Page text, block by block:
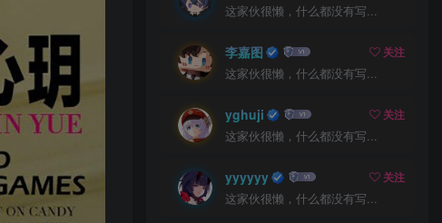
这家伙很懒，什么都没有写...
李嘉图
关注
这家伙很懒，什么都没有写...
yghuji
关注
这家伙很懒，什么都没有写...
yyyyyy
关注
这家伙很懒，什么都没有写...